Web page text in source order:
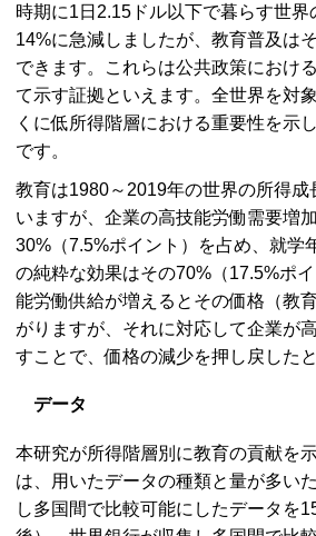
時期に1日2.15ドル以下で暮らす世界
14%に急減しましたが、教育普及は
できます。これらは公共政策におけ
て示す証拠といえます。全世界を対
くに低所得階層における重要性を示
です。
教育は1980～2019年の世界の所得成
いますが、企業の高技能労働需要増
30%（7.5%ポイント）を占め、就学
の純粋な効果はその70%（17.5%ポ
能労働供給が増えるとその価格（教
がりますが、それに対応して企業が
すことで、価格の減少を押し戻した
データ
本研究が所得階層別に教育の貢献を
は、用いたデータの種類と量が多いた
し多国間で比較可能にしたデータを